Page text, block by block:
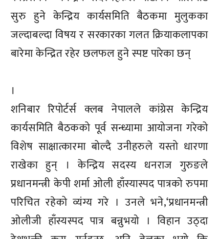
सुरु हुने केन्द्रिय कार्यसमिति बैठकमा मुलुकका
जल्दाबल्दा विषय र सरकारका गलत क्रियाकलापका
बारेमा केन्द्रित रहेर छलफल हुने स्पष्ट पारेका छन्
।
शनिबार रिपोर्टर्स क्लब नेपालले कांग्रेस केन्द्रिय
कार्यसमिति बैठकको पूर्व सन्ध्यामा आयोजना गरेको
विशेष साक्षात्कारमा बोल्दै उनीहरुले यस्तो धारणा
राखेका हुन् । केन्द्रिय सदस्य धनराज गुरुङले
प्रधानमन्त्री केपी शर्मा ओली हाँस्यास्पद पात्रको रुपमा
परिचित रहेको व्यंग्य गरे । उनले भने,‘प्रधानमन्त्री
ओलीजी हाँस्यस्पद पात्र बन्नुभयो । विहान उठ्दा